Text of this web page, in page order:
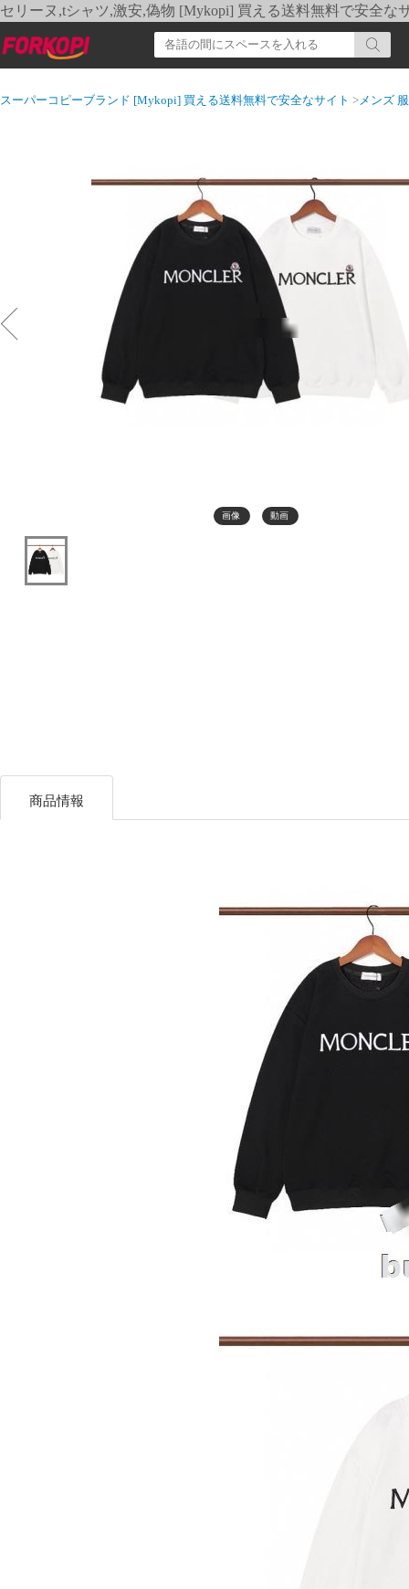
セリーヌ,tシャツ,激安,偽物 [Mykopi] 買える送料無料で安全な
スーパーコピーブランド [Mykopi] 買える送料無料で安全なサイト >メンズ 服
画像 動画
商品情報